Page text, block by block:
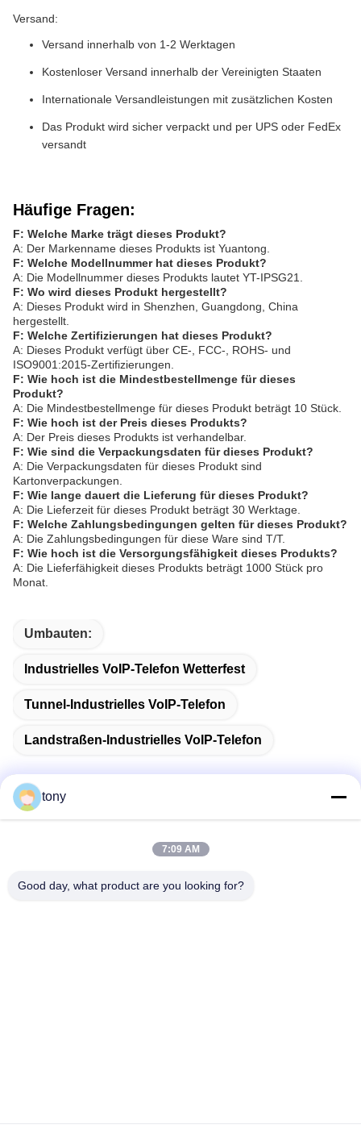
Versand:
Versand innerhalb von 1-2 Werktagen
Kostenloser Versand innerhalb der Vereinigten Staaten
Internationale Versandleistungen mit zusätzlichen Kosten
Das Produkt wird sicher verpackt und per UPS oder FedEx
versandt
Häufige Fragen:
F: Welche Marke trägt dieses Produkt?
A: Der Markenname dieses Produkts ist Yuantong.
F: Welche Modellnummer hat dieses Produkt?
A: Die Modellnummer dieses Produkts lautet YT-IPSG21.
F: Wo wird dieses Produkt hergestellt?
A: Dieses Produkt wird in Shenzhen, Guangdong, China
hergestellt.
F: Welche Zertifizierungen hat dieses Produkt?
A: Dieses Produkt verfügt über CE-, FCC-, ROHS- und
ISO9001:2015-Zertifizierungen.
F: Wie hoch ist die Mindestbestellmenge für dieses
Produkt?
A: Die Mindestbestellmenge für dieses Produkt beträgt 10 Stück.
F: Wie hoch ist der Preis dieses Produkts?
A: Der Preis dieses Produkts ist verhandelbar.
F: Wie sind die Verpackungsdaten für dieses Produkt?
A: Die Verpackungsdaten für dieses Produkt sind
Kartonverpackungen.
F: Wie lange dauert die Lieferung für dieses Produkt?
A: Die Lieferzeit für dieses Produkt beträgt 30 Werktage.
F: Welche Zahlungsbedingungen gelten für dieses Produkt?
A: Die Zahlungsbedingungen für diese Ware sind T/T.
F: Wie hoch ist die Versorgungsfähigkeit dieses Produkts?
A: Die Lieferfähigkeit dieses Produkts beträgt 1000 Stück pro
Monat.
Umbauten:
Industrielles VoIP-Telefon Wetterfest
Tunnel-Industrielles VoIP-Telefon
Landstraßen-Industrielles VoIP-Telefon
Schnelle Kontaktaufnahme
Adresse
tony
7:09 AM
Good day, what product are you looking for?